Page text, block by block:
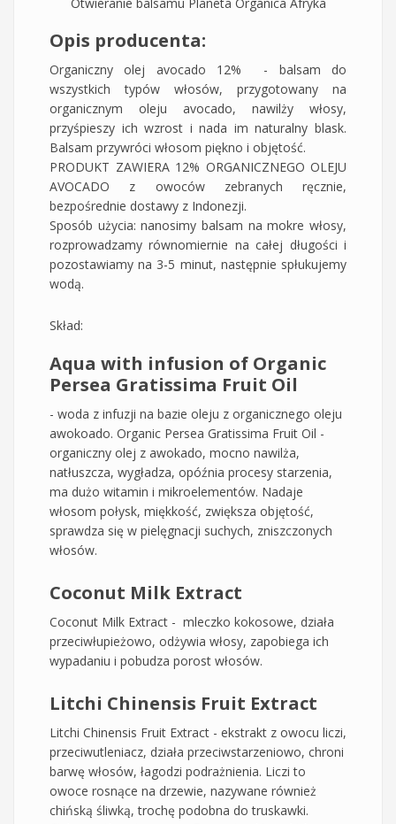
Opis producenta:
Organiczny olej avocado 12% - balsam do
wszystkich typów włosów, przygotowany na
organicznym oleju avocado, nawilży włosy,
przyśpieszy ich wzrost i nada im naturalny blask.
Balsam przywróci włosom piękno i objętość.
PRODUKT ZAWIERA 12% ORGANICZNEGO OLEJU
AVOCADO z owoców zebranych ręcznie,
bezpośrednie dostawy z Indonezji.
Sposób użycia: nanosimy balsam na mokre włosy,
rozprowadzamy równomiernie na całej długości i
pozostawiamy na 3-5 minut, następnie spłukujemy
wodą.
Skład:
Aqua with infusion of Organic
Persea Gratissima Fruit Oil
- woda z infuzji na bazie oleju z organicznego oleju
awokoado. Organic Persea Gratissima Fruit Oil -
organiczny olej z awokado, mocno nawilża,
natłuszcza, wygładza, opóźnia procesy starzenia,
ma dużo witamin i mikroelementów. Nadaje
włosom połysk, miękkość, zwiększa objętość,
sprawdza się w pielęgnacji suchych, zniszczonych
włosów.
Coconut Milk Extract
Coconut Milk Extract - mleczko kokosowe, działa
przeciwłupieżowo, odżywia włosy, zapobiega ich
wypadaniu i pobudza porost włosów.
Litchi Chinensis Fruit Extract
Litchi Chinensis Fruit Extract - ekstrakt z owocu liczi,
przeciwutleniacz, działa przeciwstarzeniowo, chroni
barwę włosów, łagodzi podrażnienia. Liczi to
owoce rosnące na drzewie, nazywane również
chińską śliwką, trochę podobna do truskawki.